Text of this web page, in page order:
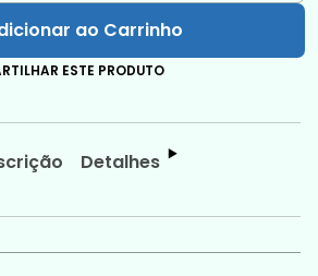
ao Carrinho
ESTE PRODUTO
Detalhes